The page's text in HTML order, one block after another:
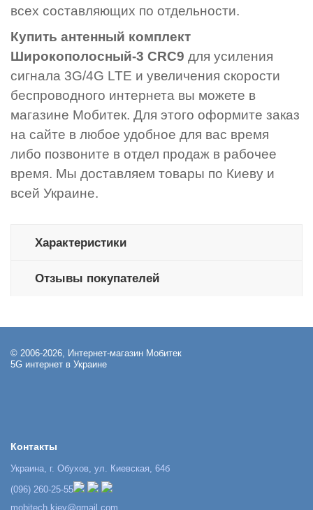
всех составляющих по отдельности.
Купить антенный комплект
Широкополосный-3 CRC9 для усиления
сигнала 3G/4G LTE и увеличения скорости
беспроводного интернета вы можете в
магазине Мобитек. Для этого оформите заказ
на сайте в любое удобное для вас время
либо позвоните в отдел продаж в рабочее
время. Мы доставляем товары по Киеву и
всей Украине.
Характеристики
Отзывы покупателей
© 2006-2026, Интернет-магазин Мобитек
5G интернет в Украине
Контакты
Украина, г. Обухов, ул. Киевская, 64б
(096) 260-25-55
mobitech.kiev@gmail.com